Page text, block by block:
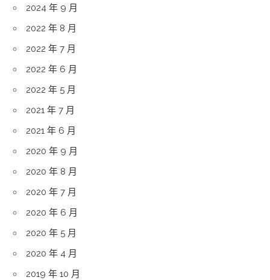
2024 年 9 月
2022 年 8 月
2022 年 7 月
2022 年 6 月
2022 年 5 月
2021 年 7 月
2021 年 6 月
2020 年 9 月
2020 年 8 月
2020 年 7 月
2020 年 6 月
2020 年 5 月
2020 年 4 月
2019 年 10 月